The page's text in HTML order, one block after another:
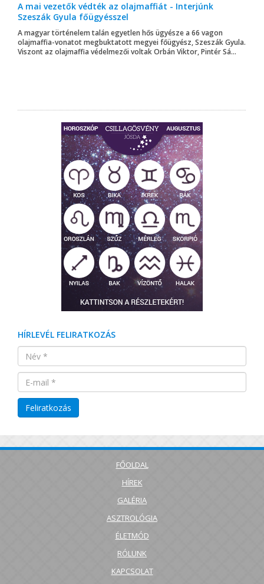
A mai vezetők védték az olajmaffiát - Interjúnk
Szeszák Gyula főügyésszel
A magyar történelem talán egyetlen hős ügyésze a 66 vagon
olajmaffia-vonatot megbuktatott megyei főügyész, Szeszák Gyula.
Viszont az olajmaffia védelmezői voltak Orbán Viktor, Pintér Sá...
HÍRLEVÉL FELIRATKOZÁS
FŐOLDAL
HÍREK
GALÉRIA
ASZTROLÓGIA
ÉLETMÓD
RÓLUNK
KAPCSOLAT